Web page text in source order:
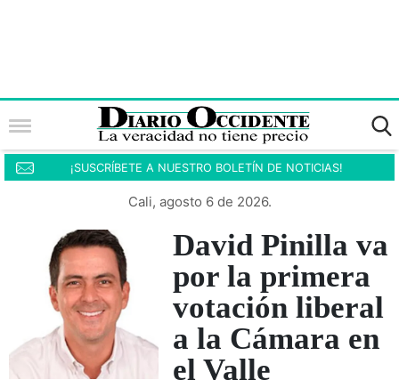
¡SUSCRÍBETE A NUESTRO BOLETÍN DE NOTICIAS!
Cali, agosto 6 de 2026.
David Pinilla va
por la primera
votación liberal
a la Cámara en
el Valle